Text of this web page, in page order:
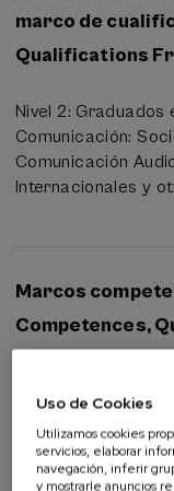
marco de
Qualifications
Nivel 2: Graduados
Comunicación:
Comunicación
Internacionales y
Marcos
Competences,
https://
3e16-4fd3-a615-
con el fin de
toma de
Uso de Cookies
Utilizamos cookies
servicios, elaborar
navegación, inferir
y mostrarle anuncios